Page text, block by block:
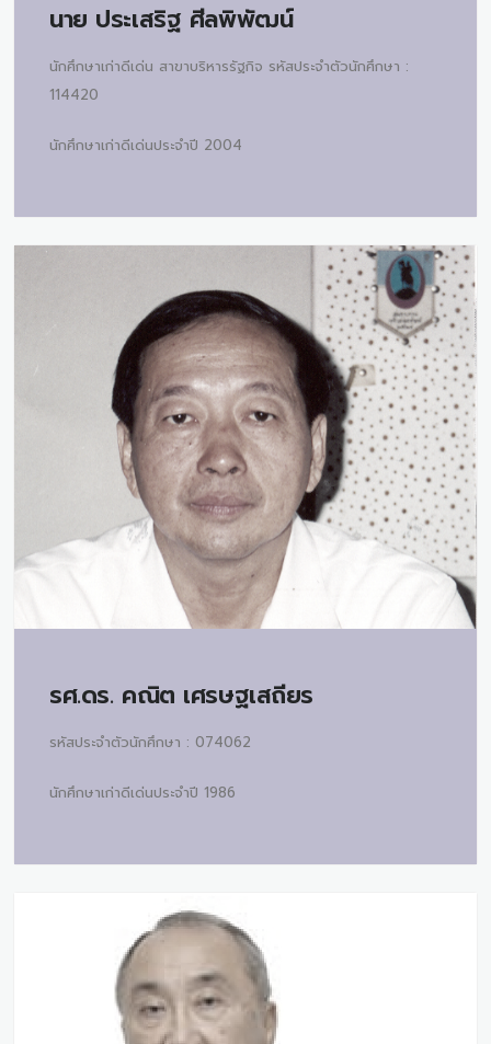
นาย ประเสริฐ ศีลพิพัฒน์
นักศึกษาเก่าดีเด่น สาขาบริหารรัฐกิจ รหัสประจำตัวนักศึกษา :
114420
นักศึกษาเก่าดีเด่นประจำปี 2004
รศ.ดร. คณิต เศรษฐเสถียร
รหัสประจำตัวนักศึกษา : 074062
นักศึกษาเก่าดีเด่นประจำปี 1986